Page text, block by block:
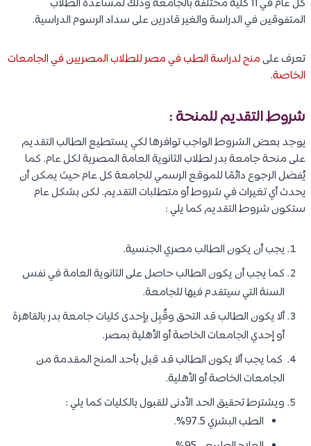
كل عام في 11 كلية مختلفة بالجامعة وذلك لمساعدة الطلاب
المتفوقين في الدراسة والغير قادرين على سداد الرسوم الدراسية.
تعرف علىمنح لدراسة الطب في مصر للطلاب المصريين في الجامعات
الخاصة.
شروط التقديم للمنحة :
يوجد بعض الشروط الواجب توافرها لكي يستطيع الطالب التقديم
على منحة جامعة بدر لطلاب الثانوية العامة المصرية لكل عام. كما
يُفضل الرجوع دائمًا للموقع الرسمي للجامعة كل عام حيث يمكن أن
يحدث أي تغيرات في شروط أو متطلبات التقديم. لكن بشكل عام
ستكون شروط التقديم كما يلي :
يجب أن يكون الطالب مصري الجنسية.
كما يجب أن يكون الطالب حاصل على الثانوية العامة في نفس
السنة التي سيتقدم فيها للجامعة.
ألا يكون الطالب قد التحق وقُبِل بإحدى كليات جامعة بدر بالقاهرة
أو إحدي الجامعات الخاصة أو الأهلية بمصر.
كما يجب ألا يكون الطالب قد قبل بأحد المنح المقدمة من
الجامعات الخاصة أو الأهلية.
ويشترط تحقيق الحد الأدنى للقبول بالكليات كما يلي :
الطب البشري 97.5%.